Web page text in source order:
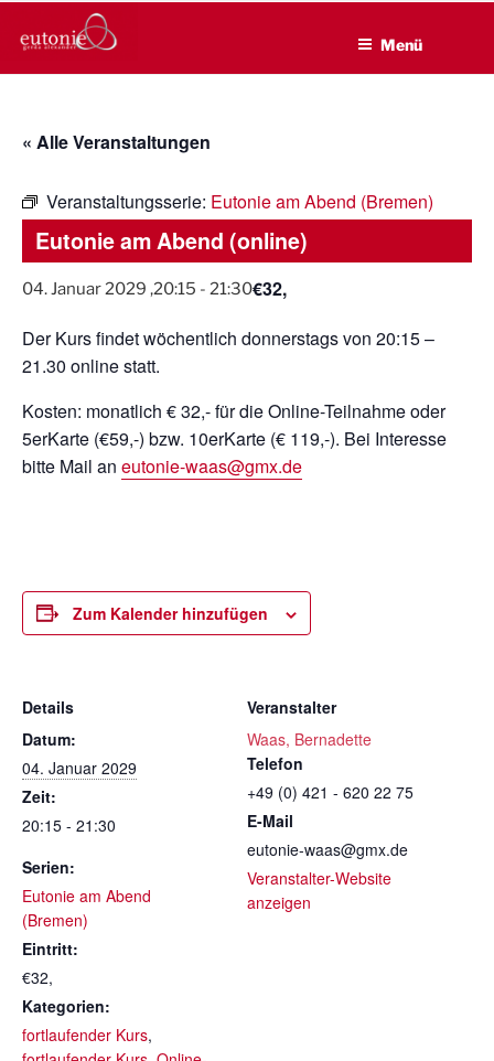
Inhalt
EUTONIE.DE
Lebensbalance durch körperliche Selbsterfahrung
Menü
« Alle Veranstaltungen
Veranstaltungsserie: Eutonie am Abend (Bremen)
Eutonie am Abend (online)
04. Januar 2029 ,20:15 - 21:30€32,
Der Kurs findet wöchentlich donnerstags von 20:15 –
21.30 online statt.
Kosten: monatlich € 32,- für die Online-Teilnahme oder
5erKarte (€59,-) bzw. 10erKarte (€ 119,-). Bei Interesse
bitte Mail an eutonie-waas@gmx.de
Zum Kalender hinzufügen
Details
Datum:
04. Januar 2029
Zeit:
20:15 - 21:30
Serien:
Eutonie am Abend
(Bremen)
Eintritt:
€32,
Kategorien:
fortlaufender Kurs,
Veranstalter
Waas, Bernadette
Telefon
+49 (0) 421 - 620 22 75
E-Mail
eutonie-waas@gmx.de
Veranstalter-Website
anzeigen